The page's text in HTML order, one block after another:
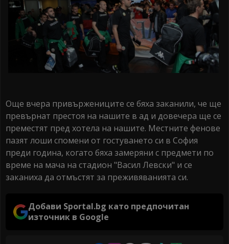
Още вчера привържениците се бяха заканили, че ще
превърнат престоя на нашите в ад и довечера ще се
преместят пред хотела на нашите. Местните фенове
пазят лоши спомени от гостуването си в София
преди година, когато бяха замеряни с предмети по
време на мача на стадион "Васил Левски" и се
заканиха да отмъстят за преживяванията си.
Добави Sportal.bg като предпочитан
източник в Google